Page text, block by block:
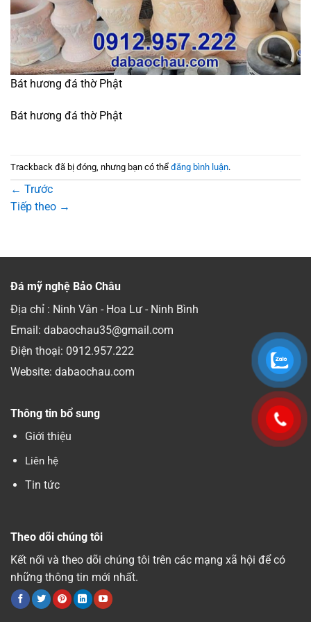
Bát hương đá thờ Phật
Bát hương đá thờ Phật
Trackback đã bị đóng, nhưng bạn có thể đăng bình luận.
← Trước
Tiếp theo →
Đá mỹ nghệ Bảo Châu
Địa chỉ : Ninh Vân - Hoa Lư - Ninh Bình
Email: dabaochau35@gmail.com
Điện thoại: 0912.957.222
Website: dabaochau.com
Thông tin bổ sung
Giới thiệu
Liên hệ
Tin tức
Theo dõi chúng tôi
Kết nối và theo dõi chúng tôi trên các mạng xã hội để có
những thông tin mới nhất.